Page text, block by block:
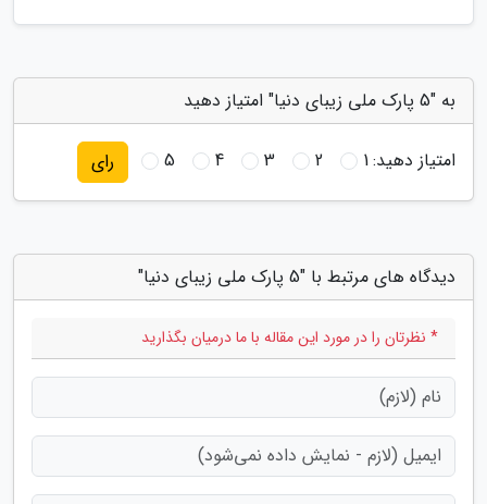
به "5 پارک ملی زیبای دنیا" امتیاز دهید
امتیاز دهید:1
2
3
4
5 رای
دیدگاه های مرتبط با "5 پارک ملی زیبای دنیا"
* نظرتان را در مورد این مقاله با ما درمیان بگذارید